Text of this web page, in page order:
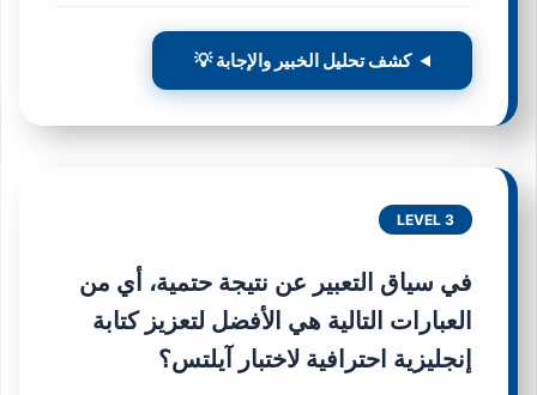
كشف تحليل الخبير والإجابة 💡
LEVEL 3
في سياق التعبير عن نتيجة حتمية، أي من
العبارات التالية هي الأفضل لتعزيزكتابة
إنجليزية احترافية لاختبار آيلتس؟